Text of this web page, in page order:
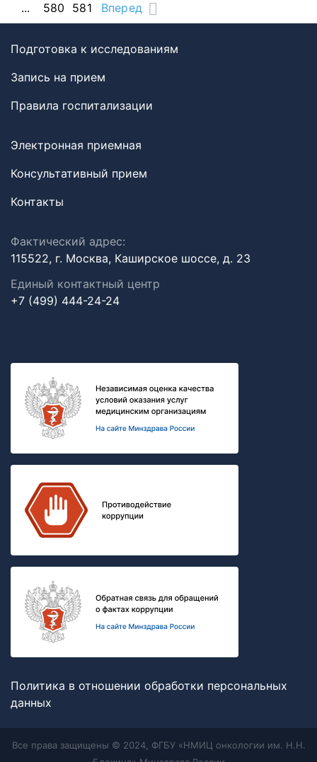
...
580 581 Вперед
Подготовка к исследованиям
Запись на прием
Правила госпитализации
Электронная приемная
Консультативный прием
Контакты
Фактический адрес:
115522, г. Москва, Каширское шоссе, д. 23
Единый контактный центр
+7 (499) 444-24-24
Политика в отношении обработки персональных
данных
Все права защищены © 2024, ФГБУ «НМИЦ онкологии им. Н.Н.